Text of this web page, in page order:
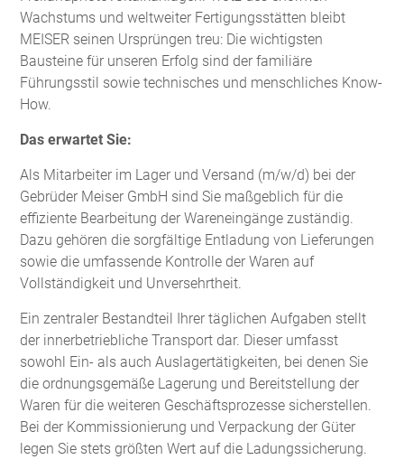
Wachstums und weltweiter Fertigungsstätten bleibt
MEISER seinen Ursprüngen treu: Die wichtigsten
Bausteine für unseren Erfolg sind der familiäre
Führungsstil sowie technisches und menschliches Know-
How.
Das erwartet Sie:
Als Mitarbeiter im Lager und Versand (m/w/d) bei der
Gebrüder Meiser GmbH sind Sie maßgeblich für die
effiziente Bearbeitung der Wareneingänge zuständig.
Dazu gehören die sorgfältige Entladung von Lieferungen
sowie die umfassende Kontrolle der Waren auf
Vollständigkeit und Unversehrtheit.
Ein zentraler Bestandteil Ihrer täglichen Aufgaben stellt
der innerbetriebliche Transport dar. Dieser umfasst
sowohl Ein- als auch Auslagertätigkeiten, bei denen Sie
die ordnungsgemäße Lagerung und Bereitstellung der
Waren für die weiteren Geschäftsprozesse sicherstellen.
Bei der Kommissionierung und Verpackung der Güter
legen Sie stets größten Wert auf die Ladungssicherung.